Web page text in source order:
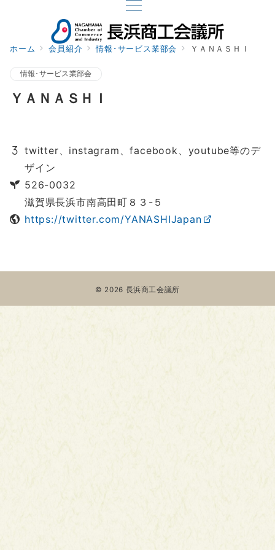
ホーム 会員紹介 情報･サービス業部会 ＹＡＮＡＳＨＩ
情報･サービス業部会
ＹＡＮＡＳＨＩ
twitter、instagram、facebook、youtube等のデ
ザイン
526-0032
滋賀県長浜市南高田町８３-５
https://twitter.com/YANASHIJapan
© 2026 長浜商工会議所